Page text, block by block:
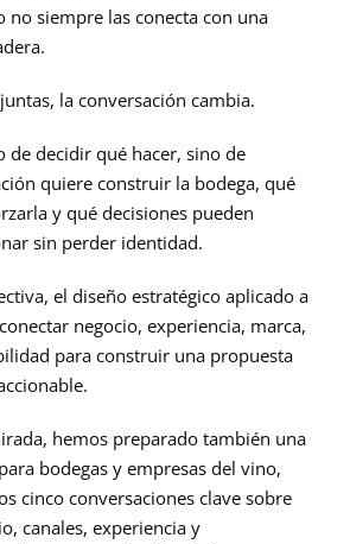
no siempre las conecta con una
la conversación cambia.
de decidir qué hacer, sino de
quiere construir la bodega, qué
y qué decisiones pueden
sin perder identidad.
el diseño estratégico aplicado a
negocio, experiencia, marca,
para construir una propuesta
hemos preparado también una
bodegas y empresas del vino,
cinco conversaciones clave sobre
canales, experiencia y